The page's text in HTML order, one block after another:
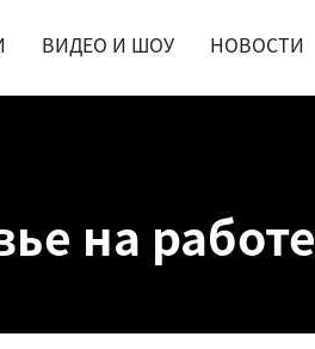
ВИДЕО И ШОУ НОВОСТИ
на работе